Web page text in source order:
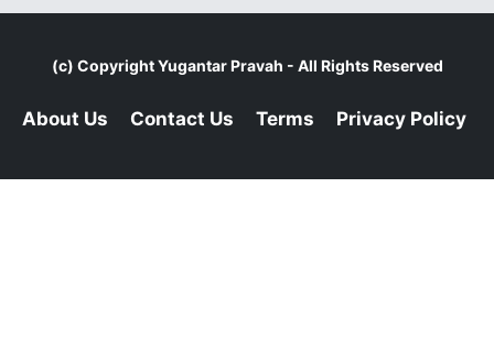
(c) CopyrightYugantar Pravah - All Rights Reserved
About Us Contact Us Terms Privacy Policy